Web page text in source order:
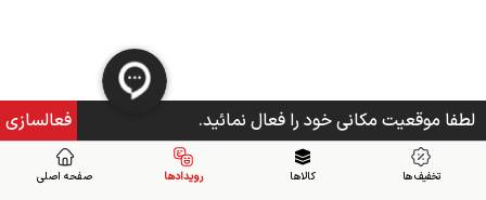
لطفا موقعیت مکانی خود را فعال نمائید. فعالسازی
تخفیف ها کالاها رویدادها صفحه اصلی